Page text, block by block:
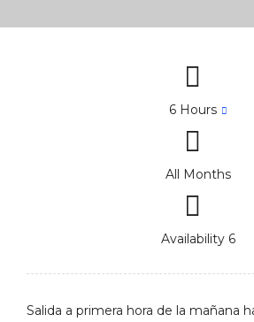
6 Hours
All Months
Availability 6
Salida a primera hora de la mañana